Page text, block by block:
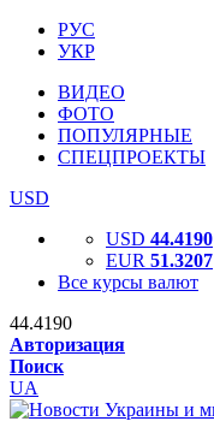
РУС
УКР
ВИДЕО
ФОТО
ПОПУЛЯРНЫЕ
СПЕЦПРОЕКТЫ
USD
USD 44.4190
EUR 51.3207
Все курсы валют
44.4190
Авторизация
Поиск
UA